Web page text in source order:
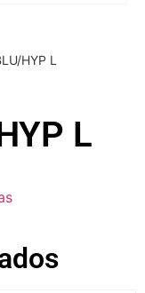
HYP L
L